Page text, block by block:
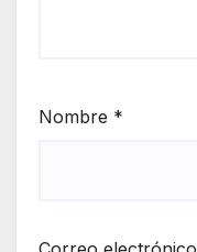
Nombre *